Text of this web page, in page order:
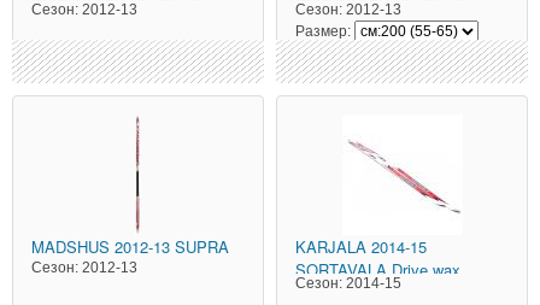
CLASSIC COLD Гриндинг 7-
Сезон: 2012-13
CLASSIC PLUS Гриндинг 9-6
Сезон: 2012-13
Размер:
MADSHUS 2012-13 SUPRA
Сезон: 2012-13
KARJALA 2014-15
SORTAVALA Drive wax
красные
Сезон: 2014-15